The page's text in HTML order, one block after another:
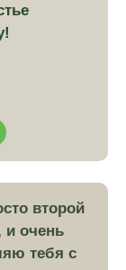
второй
и очень
тебя с